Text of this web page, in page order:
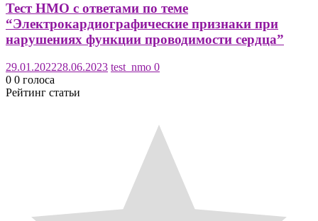
Тест НМО с ответами по теме
“Электрокардиографические признаки при
нарушениях функции проводимости сердца”
29.01.202228.06.2023 test_nmo 0
0 0 голоса
Рейтинг статьи